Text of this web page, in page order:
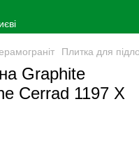
Плитка для
Graphite
Сerrad 1197 X